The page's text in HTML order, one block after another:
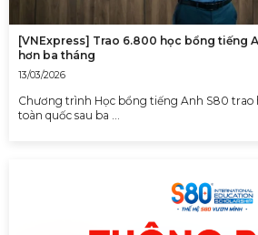
[VNExpress] Trao 6.800 học bổng tiếng
hơn ba tháng
13/03/2026
Chương trình Học bổng tiếng Anh S80 trao
toàn quốc sau ba …